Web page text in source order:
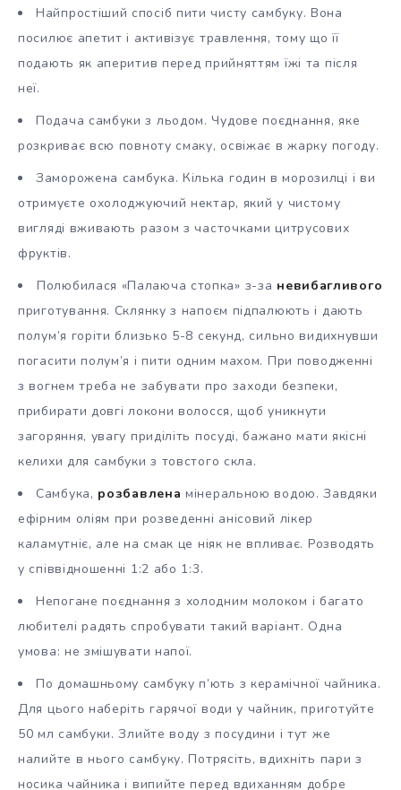
Найпростіший спосіб пити чисту самбуку. Вона
посилює апетит і активізує травлення, тому що її
подають як аперитив перед прийняттям їжі та після
неї.
Подача самбуки з льодом. Чудове поєднання, яке
розкриває всю повноту смаку, освіжає в жарку погоду.
Заморожена самбука. Кілька годин в морозилці і ви
отримуєте охолоджуючий нектар, який у чистому
вигляді вживають разом з часточками цитрусових
фруктів.
Полюбилася «Палаюча стопка» з-за невибагливого
приготування. Склянку з напоєм підпалюють і дають
полум’я горіти близько 5-8 секунд, сильно видихнувши
погасити полум’я і пити одним махом. При поводженні
з вогнем треба не забувати про заходи безпеки,
прибирати довгі локони волосся, щоб уникнути
загоряння, увагу приділіть посуді, бажано мати якісні
келихи для самбуки з товстого скла.
Самбука, розбавлена мінеральною водою. Завдяки
ефірним оліям при розведенні анісовий лікер
каламутніє, але на смак це ніяк не впливає. Розводять
у співвідношенні 1:2 або 1:3.
Непогане поєднання з холодним молоком і багато
любителі радять спробувати такий варіант. Одна
умова: не змішувати напої.
По домашньому самбуку п’ють з керамічної чайника.
Для цього наберіть гарячої води у чайник, приготуйте
50 мл самбуки. Злийте воду з посудини і тут же
налийте в нього самбуку. Потрясіть, вдихніть пари з
носика чайника і випийте перед вдиханням добре